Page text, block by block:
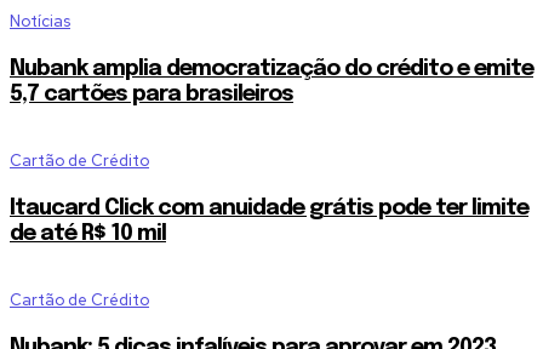
manual_count_tiktok=”32214″ f_network_font_family=”tt-
Notícias
Nubank amplia democratização do crédito e emite
5,7 cartões para brasileiros
Cartão de Crédito
Itaucard Click com anuidade grátis pode ter limite
de até R$ 10 mil
Cartão de Crédito